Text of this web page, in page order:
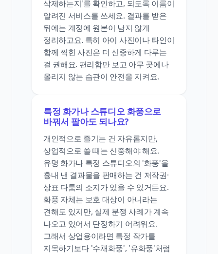
삭제하는지'를 확인하고, 되도록 이름이
알려진 서비스를 쓰세요. 결과를 받은
뒤에는 계정에 원본이 남지 않게
정리하고요. 특히 아이 사진이나 타인이
함께 찍힌 사진은 더 신중하게 다루는
걸 권해요. 편리함만 보고 아무 곳에나
올리지 않는 습관이 안전을 지켜요.
특정 화가나 스튜디오 화풍으로
바꿔서 팔아도 되나요?
개인적으로 즐기는 건 자유롭지만,
상업적으로 쓸 때는 신중해야 해요.
유명 화가나 특정 스튜디오의 '화풍'을
흉내 낸 결과물을 판매하는 건 저작권·
상표 다툼의 소지가 있을 수 있거든요.
화풍 자체는 보호 대상이 아니라는
견해도 있지만, 실제 분쟁 사례가 계속
나오고 있어서 단정하기 어려워요.
그래서 상업용이라면 특정 작가를
지목하기보다 '수채화풍', '유화풍'처럼